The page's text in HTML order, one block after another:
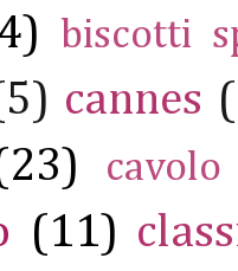
biscotti
cannes
cavolo
(11)